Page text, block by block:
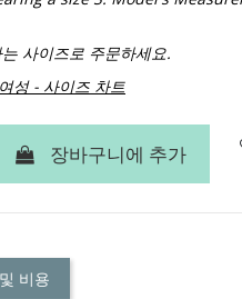
사이즈로 주문하세요.
성 - 사이즈 차트
장바구니에 추가
비용